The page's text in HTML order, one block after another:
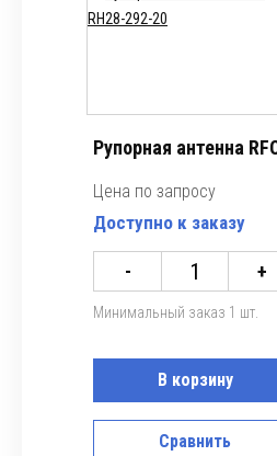
Рупорная антенна
Цена по запросу
Доступно к заказу
- +
Минимальный заказ 1 шт.
В корзину
Сравнить